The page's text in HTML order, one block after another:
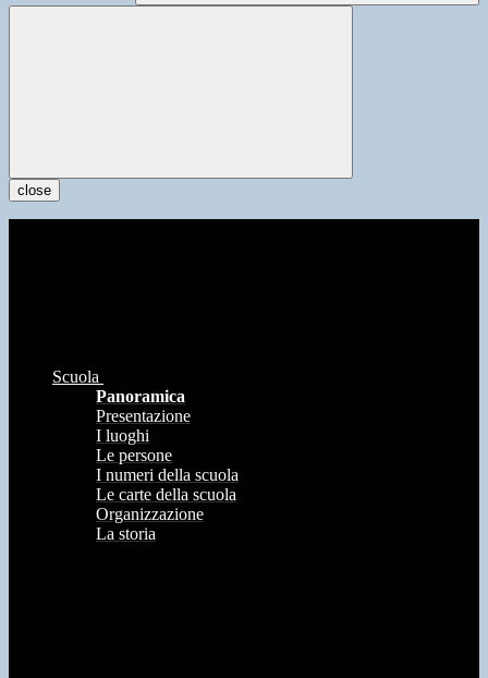
close
Scuola
Panoramica
Presentazione
I luoghi
Le persone
I numeri della scuola
Le carte della scuola
Organizzazione
La storia